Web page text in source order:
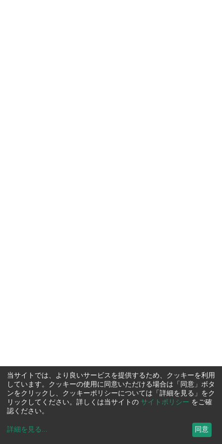
当サイトでは、より良いサービスを提供するため、クッキーを利用
しています。クッキーの使用に同意いただける場合は「同意」ボタ
ンをクリックし、クッキーポリシーについては「詳細を見る」をク
リックしてください。詳しくは当サイトの サイトポリシー をご確
認ください。
詳細を見る ... 同意